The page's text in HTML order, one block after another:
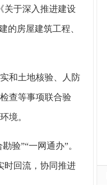
关于深入推进建设
的房屋建筑工程、
和土地核验、人防
查等事项联合验
境。
验”“一网通办”。
时回流，协同推进